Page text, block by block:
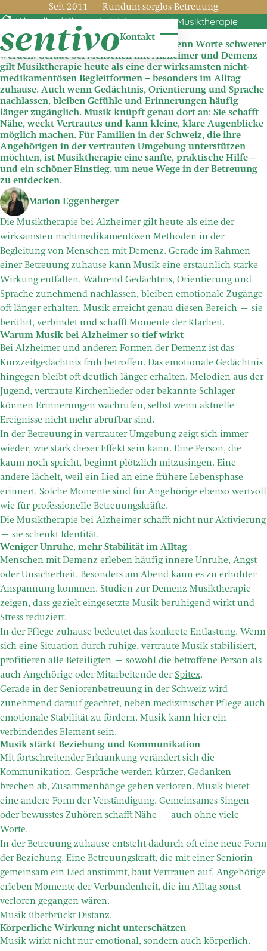
Zum Hauptinhalt springen
Seit 2011 – Rundum-sorglos-Betreuung
Kontakt
Menü öffnen /
/Aktuelles/Allgemein/Alzheimer und Musiktherapie
Alzheimer und Musiktherapie
Musik kann oft noch etwas erreichen, wenn Worte schwerer
werden. Gerade bei Menschen mit Alzheimer und Demenz
gilt Musiktherapie heute als eine der wirksamsten nicht-
medikamentösen Begleitformen – besonders im Alltag
zuhause. Auch wenn Gedächtnis, Orientierung und Sprache
nachlassen, bleiben Gefühle und Erinnerungen häufig
länger zugänglich. Musik knüpft genau dort an: Sie schafft
Nähe, weckt Vertrautes und kann kleine, klare Augenblicke
möglich machen. Für Familien in der Schweiz, die ihre
Angehörigen in der vertrauten Umgebung unterstützen
möchten, ist Musiktherapie eine sanfte, praktische Hilfe –
und ein schöner Einstieg, um neue Wege in der Betreuung
zu entdecken.
Marion Eggenberger
Die Musiktherapie bei Alzheimer gilt heute als eine der
wirksamsten nichtmedikamentösen Methoden in der
Begleitung von Menschen mit Demenz. Gerade im Rahmen
einer Betreuung zuhause kann Musik eine erstaunlich starke
Wirkung entfalten. Während Gedächtnis, Orientierung und
Sprache zunehmend nachlassen, bleiben emotionale Zugänge
oft länger erhalten. Musik erreicht genau diesen Bereich – sie
berührt, verbindet und schafft Momente der Klarheit.
Warum Musik bei Alzheimer so tief wirkt
Bei Alzheimerund anderen Formen der Demenz ist das
Kurzzeitgedächtnis früh betroffen. Das emotionale Gedächtnis
hingegen bleibt oft deutlich länger erhalten. Melodien aus der
Jugend, vertraute Kirchenlieder oder bekannte Schlager
können Erinnerungen wachrufen, selbst wenn aktuelle
Ereignisse nicht mehr abrufbar sind.
In der Betreuung in vertrauter Umgebung zeigt sich immer
wieder, wie stark dieser Effekt sein kann. Eine Person, die
kaum noch spricht, beginnt plötzlich mitzusingen. Eine
andere lächelt, weil ein Lied an eine frühere Lebensphase
erinnert. Solche Momente sind für Angehörige ebenso wertvoll
wie für professionelle Betreuungskräfte.
Die Musiktherapie bei Alzheimer schafft nicht nur Aktivierung
– sie schenkt Identität.
Weniger Unruhe, mehr Stabilität im Alltag
Menschen mitDemenz erleben häufig innere Unruhe, Angst
oder Unsicherheit. Besonders am Abend kann es zu erhöhter
Anspannung kommen. Studien zur Demenz Musiktherapie
zeigen, dass gezielt eingesetzte Musik beruhigend wirkt und
Stress reduziert.
In der Pflege zuhause bedeutet das konkrete Entlastung. Wenn
sich eine Situation durch ruhige, vertraute Musik stabilisiert,
profitieren alle Beteiligten – sowohl die betroffene Person als
auch Angehörige oder Mitarbeitende derSpitex.
Gerade in derSeniorenbetreuungin der Schweiz wird
zunehmend darauf geachtet, neben medizinischer Pflege auch
emotionale Stabilität zu fördern. Musik kann hier ein
verbindendes Element sein.
Musik stärkt Beziehung und Kommunikation
Mit fortschreitender Erkrankung verändert sich die
Kommunikation. Gespräche werden kürzer, Gedanken
brechen ab, Zusammenhänge gehen verloren. Musik bietet
eine andere Form der Verständigung. Gemeinsames Singen
oder bewusstes Zuhören schafft Nähe – auch ohne viele
Worte.
In der Betreuung zuhause entsteht dadurch oft eine neue Form
der Beziehung. Eine Betreuungskraft, die mit einer Seniorin
gemeinsam ein Lied anstimmt, baut Vertrauen auf. Angehörige
erleben Momente der Verbundenheit, die im Alltag sonst
verloren gegangen wären.
Musik überbrückt Distanz.
Körperliche Wirkung nicht unterschätzen
Musik wirkt nicht nur emotional, sondern auch körperlich.